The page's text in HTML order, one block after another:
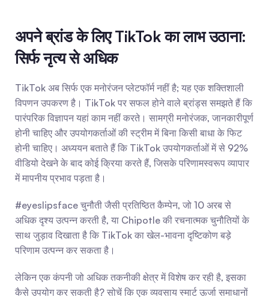
अपने ब्रांड के लिए TikTok का लाभ उठाना:
सिर्फ नृत्य से अधिक
TikTok अब सिर्फ एक मनोरंजन प्लेटफॉर्म नहीं है; यह एक शक्तिशाली
विपणन उपकरण है। TikTok पर सफल होने वाले ब्रांड्स समझते हैं कि
पारंपरिक विज्ञापन यहां काम नहीं करते। सामग्री मनोरंजक, जानकारीपूर्ण
होनी चाहिए और उपयोगकर्ताओं की स्ट्रीम में बिना किसी बाधा के फिट
होनी चाहिए। अध्ययन बताते हैं कि TikTok उपयोगकर्ताओं में से 92%
वीडियो देखने के बाद कोई क्रिया करते हैं, जिसके परिणामस्वरूप व्यापार
में मापनीय प्रभाव पड़ता है।
#eyeslipsface चुनौती जैसी प्रतिष्ठित कैम्पेन, जो 10 अरब से
अधिक दृश्य उत्पन्न करती है, या Chipotle की रचनात्मक चुनौतियों के
साथ जुड़ाव दिखाता है कि TikTok का खेल-भावना दृष्टिकोण बड़े
परिणाम उत्पन्न कर सकता है।
लेकिन एक कंपनी जो अधिक तकनीकी क्षेत्र में विशेष कर रही है, इसका
कैसे उपयोग कर सकती है? सोचें कि एक व्यवसाय स्मार्ट ऊर्जा समाधानों